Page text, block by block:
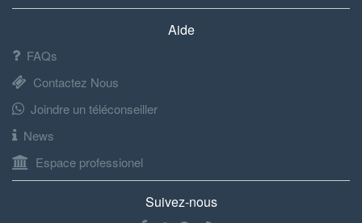
Aide
FAQs
Contactez Nous
Joindre un téléconseiller
News
Espace professionel
Suivez-nous